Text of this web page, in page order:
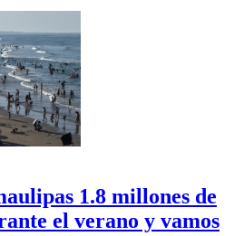
1.8 millones de
el verano y vamos